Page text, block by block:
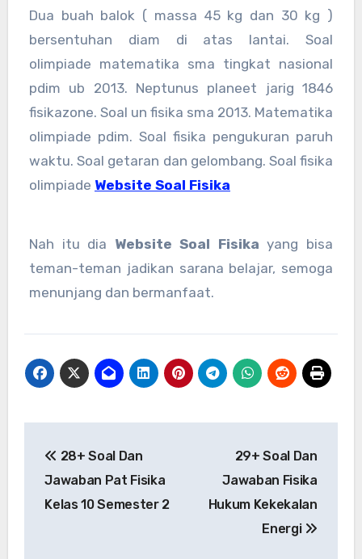
Dua buah balok ( massa 45 kg dan 30 kg )
bersentuhan diam di atas lantai. Soal
olimpiade matematika sma tingkat nasional
pdim ub 2013. Neptunus planeet jarig 1846
fisikazone. Soal un fisika sma 2013. Matematika
olimpiade pdim. Soal fisika pengukuran paruh
waktu. Soal getaran dan gelombang. Soal fisika
olimpiade Website Soal Fisika
Nah itu dia Website Soal Fisika yang bisa
teman-teman jadikan sarana belajar, semoga
menunjang dan bermanfaat.
navigation
28+ Soal Dan
Jawaban Pat Fisika
Kelas 10 Semester 2
29+ Soal Dan
Jawaban Fisika
Hukum Kekekalan
Energi